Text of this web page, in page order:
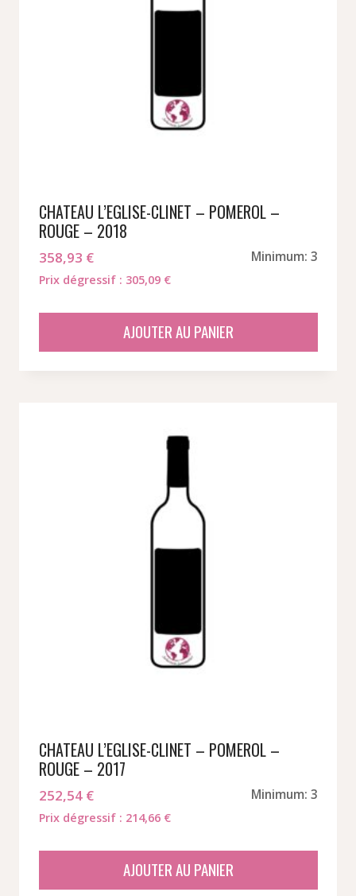
CHATEAU L’EGLISE-CLINET – POMEROL –
ROUGE – 2018
358,93 € Minimum: 3
Prix dégressif : 305,09 €
AJOUTER AU PANIER
CHATEAU L’EGLISE-CLINET – POMEROL –
ROUGE – 2017
252,54 € Minimum: 3
Prix dégressif : 214,66 €
AJOUTER AU PANIER